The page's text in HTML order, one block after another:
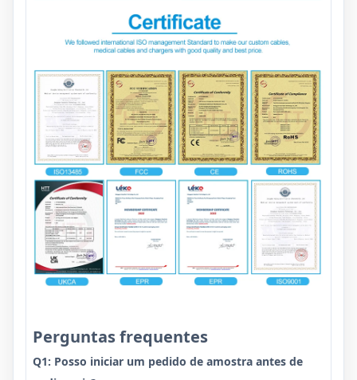
Perguntas frequentes
Q1: Posso iniciar um pedido de amostra antes de